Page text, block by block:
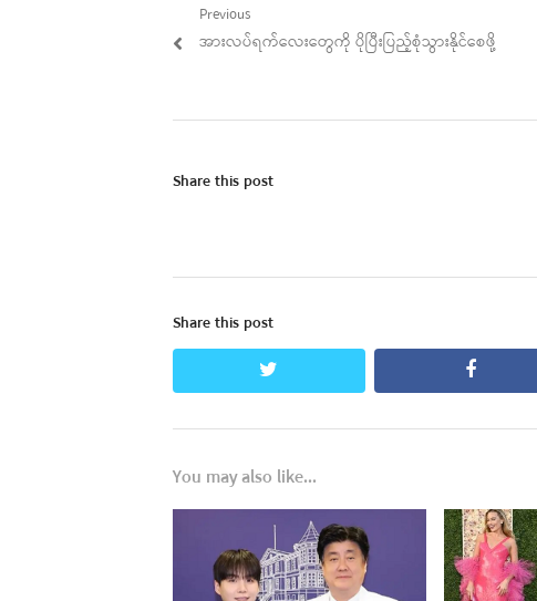
Post
navigation
Previous
Previous
အားလပ်ရက်လေးတွေကို ပိုပြီးပြည့်စုံသွားနိုင်စေဖို့
Share this post
Share this post
facebook
You may also like...